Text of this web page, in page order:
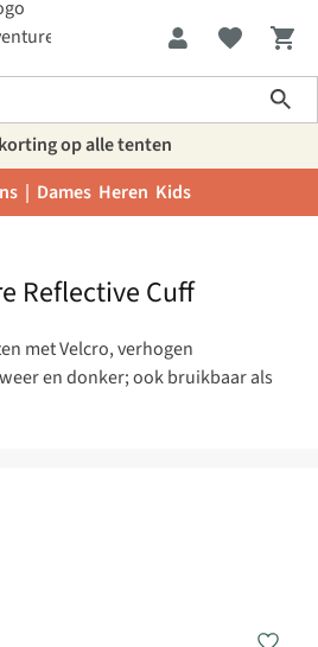
op alle tenten
| Dames Heren Kids
Reflective Cuff
met Velcro, verhogen
en donker; ook bruikbaar als